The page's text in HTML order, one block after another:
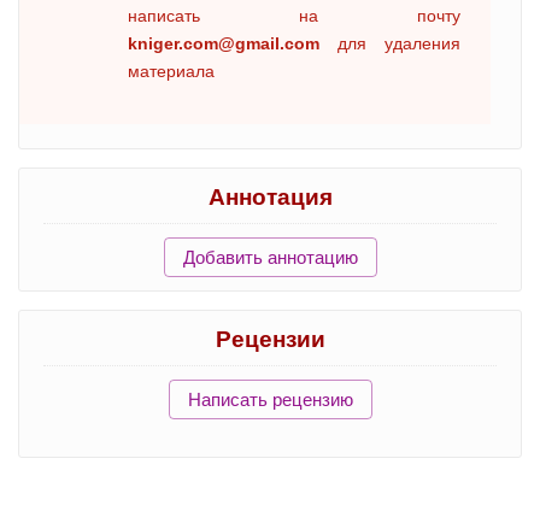
написать на почту
kniger.com@gmail.com для удаления
материала
Аннотация
Добавить аннотацию
Рецензии
Написать рецензию